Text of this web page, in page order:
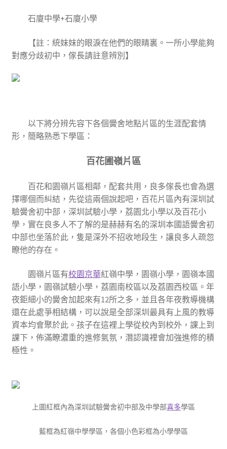
石廈中學+石廈小學
【註：統妹妹的眼淚在他們的眼睛裏。一所小學能夠
對應分歧初中，傢長請註意辨別】
以下將分辨先容下各個黌舍地點片區的生涯配套情
形，簡略熟悉下學區：
百花圃嶺片區
百花和園嶺片區相鄰，配套共用，良多傢長也會為選
擇哪個而糾結，先從這兩個說起吧，百花片區內有深圳試
驗黌舍初中部，深圳試驗小學，荔園北小學以及百花小
學，實在良多人不了解的是赫赫有名的深圳本國語黌舍初
中部也坐落於此，隻是深外不招收地段生，讓良多人疏忽
瞭他的存在。
園嶺片區有校園京華紅嶺中學，園嶺小學，園嶺本國
語小學，園嶺試驗小學，荔園南校區以及荔園西校區。年
夜鉅細小的黌舍加起來有12所之多，並且各年夜教導機構
還在此處爭相結構，可以說是全部深圳最具有上風的教導
資本均會聚於此。孩子在這裡上學從校內到校外，課上到
課下，佈滿瞭濃重的進修氣氛，潛認識裡會加強進修的積
極性。
上圖紅框內為深圳試驗黌舍初中部及中學部喜多學區
藍框為紅嶺中學學區，各個小色彩框為小學學區